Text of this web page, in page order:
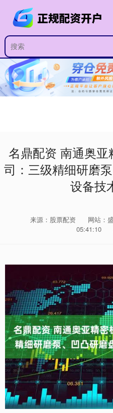
名鼎配资 南通奥
司：三级精细研磨
设备技
来源：股票配资 网站：
05:41:10